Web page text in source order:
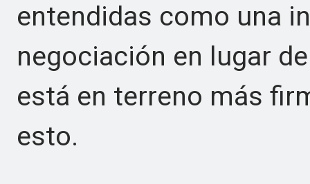
entendidas como una
negociación en lugar
está en terreno más
esto.